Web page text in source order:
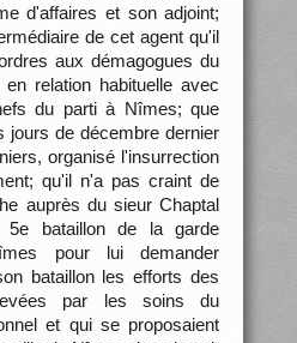
d'affaires et son adjoint;
de cet agent qu'il
aux démagogues du
relation habituelle avec
du parti à Nîmes; que
jours de décembre dernier
organisé l'insurrection
qu'il n'a pas craint de
auprès du sieur Chaptal
5e bataillon de la garde
pour lui demander
bataillon les efforts des
par les soins du
et qui se proposaient